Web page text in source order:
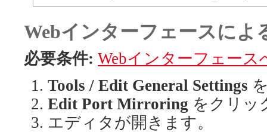
Webインターフェースによ
必要条件: Webインターフェース
Tools / Edit General Settings
Edit Port Mirroring をクリッ
エディタが開きます。